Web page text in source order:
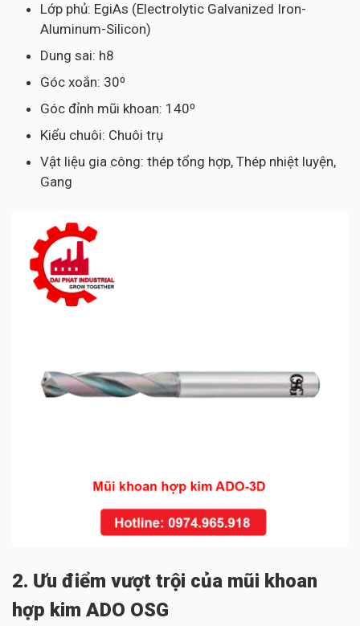
Lớp phủ: EgiAs (Electrolytic Galvanized Iron-
Aluminum-Silicon)
Dung sai: h8
Góc xoắn: 30⁰
Góc đỉnh mũi khoan: 140⁰
Kiểu chuôi: Chuôi trụ
Vật liệu gia công: thép tổng hợp, Thép nhiệt luyện,
Gang
2. Ưu điểm vượt trội của mũi khoan
hợp kim ADO OSG